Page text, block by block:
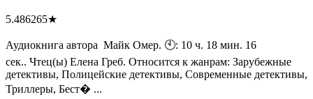
5.486265★
Аудиокнига автора Майк Омер. 🕙: 10 ч. 18 мин. 16
сек.. Чтец(ы) Елена Греб. Относится к жанрам: Зарубежные
детективы, Полицейские детективы, Современные детективы,
Триллеры, Бест� ...